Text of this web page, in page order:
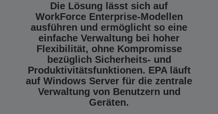
Die Lösung lässt sich auf
WorkForce Enterprise-Modellen
ausführen und ermöglicht so eine
einfache Verwaltung bei hoher
Flexibilität, ohne Kompromisse
bezüglich Sicherheits- und
Produktivitätsfunktionen. EPA läuft
auf Windows Server für die zentrale
Verwaltung von Benutzern und
Geräten.